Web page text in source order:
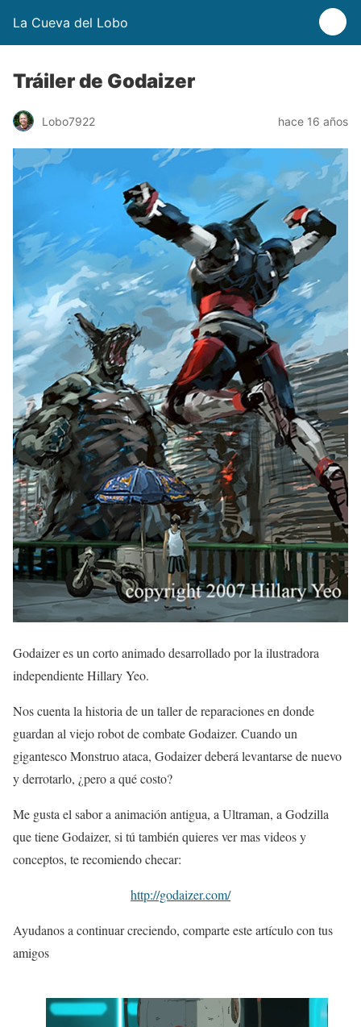
La Cueva del Lobo
Tráiler de Godaizer
Lobo7922 hace 16 años
Godaizer es un corto animado desarrollado por la ilustradora
independiente Hillary Yeo.
Nos cuenta la historia de un taller de reparaciones en donde
guardan al viejo robot de combate Godaizer. Cuando un
gigantesco Monstruo ataca, Godaizer deberá levantarse de nuevo
y derrotarlo, ¿pero a qué costo?
Me gusta el sabor a animación antigua, a Ultraman, a Godzilla
que tiene Godaizer, si tú también quieres ver mas videos y
conceptos, te recomiendo checar:
http://godaizer.com/
Ayudanos a continuar creciendo, comparte este artículo con tus
amigos